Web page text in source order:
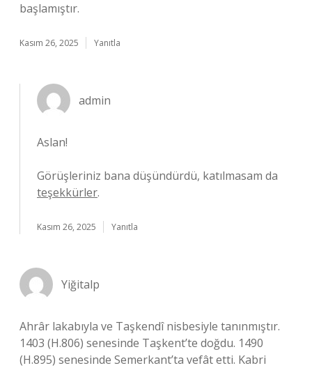
başlamıştır.
Kasım 26, 2025 Yanıtla
admin
Aslan!
Görüşleriniz bana düşündürdü, katılmasam da
teşekkürler.
Kasım 26, 2025 Yanıtla
Yiğitalp
Ahrâr lakabıyla ve Taşkendî nisbesiyle tanınmıştır.
1403 (H.806) senesinde Taşkent’te doğdu. 1490
(H.895) senesinde Semerkant’ta vefât etti. Kabri